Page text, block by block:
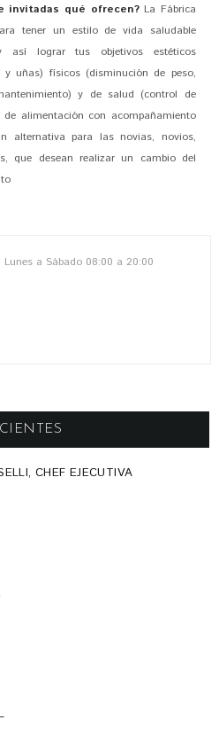
invitadas qué ofrecen?La Fábrica
tener un estilo de vida saludable
así lograr tus objetivos estéticos
uñas) físicos (disminución de peso,
y de salud (control de
alimentación con acompañamiento
alternativa para las novias, novios,
que desean realizar un cambio del
Lunes a Sábado 08:00 a 20:00
CHEF EJECUTIVA